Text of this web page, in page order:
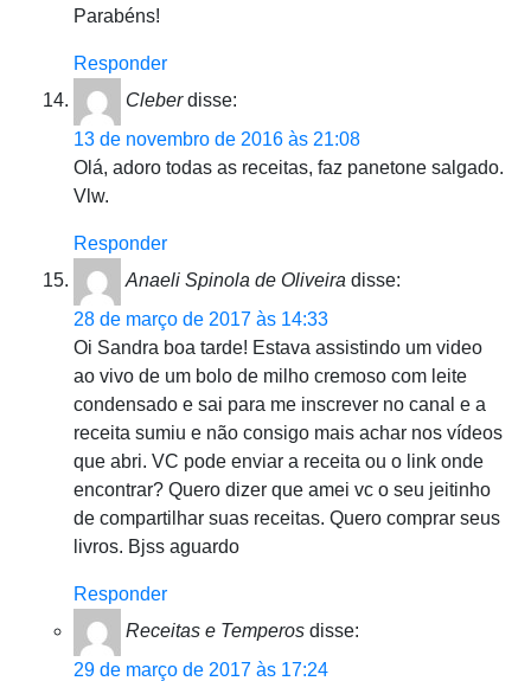
Parabéns!
Responder
Cleber disse:
13 de novembro de 2016 às 21:08
Olá, adoro todas as receitas, faz panetone salgado.
Vlw.
Responder
Anaeli Spinola de Oliveira disse:
28 de março de 2017 às 14:33
Oi Sandra boa tarde! Estava assistindo um video
ao vivo de um bolo de milho cremoso com leite
condensado e sai para me inscrever no canal e a
receita sumiu e não consigo mais achar nos vídeos
que abri. VC pode enviar a receita ou o link onde
encontrar? Quero dizer que amei vc o seu jeitinho
de compartilhar suas receitas. Quero comprar seus
livros. Bjss aguardo
Responder
Receitas e Temperos disse:
29 de março de 2017 às 17:24